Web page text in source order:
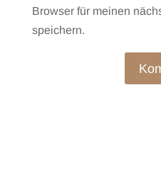
Browser für meinen
speichern.